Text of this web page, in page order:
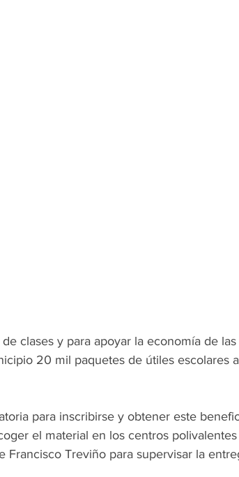
clases y para apoyar la economía de
20 mil paquetes de útiles escolares
para inscribirse y obtener este
el material en los centros
Francisco Treviño para supervisar la